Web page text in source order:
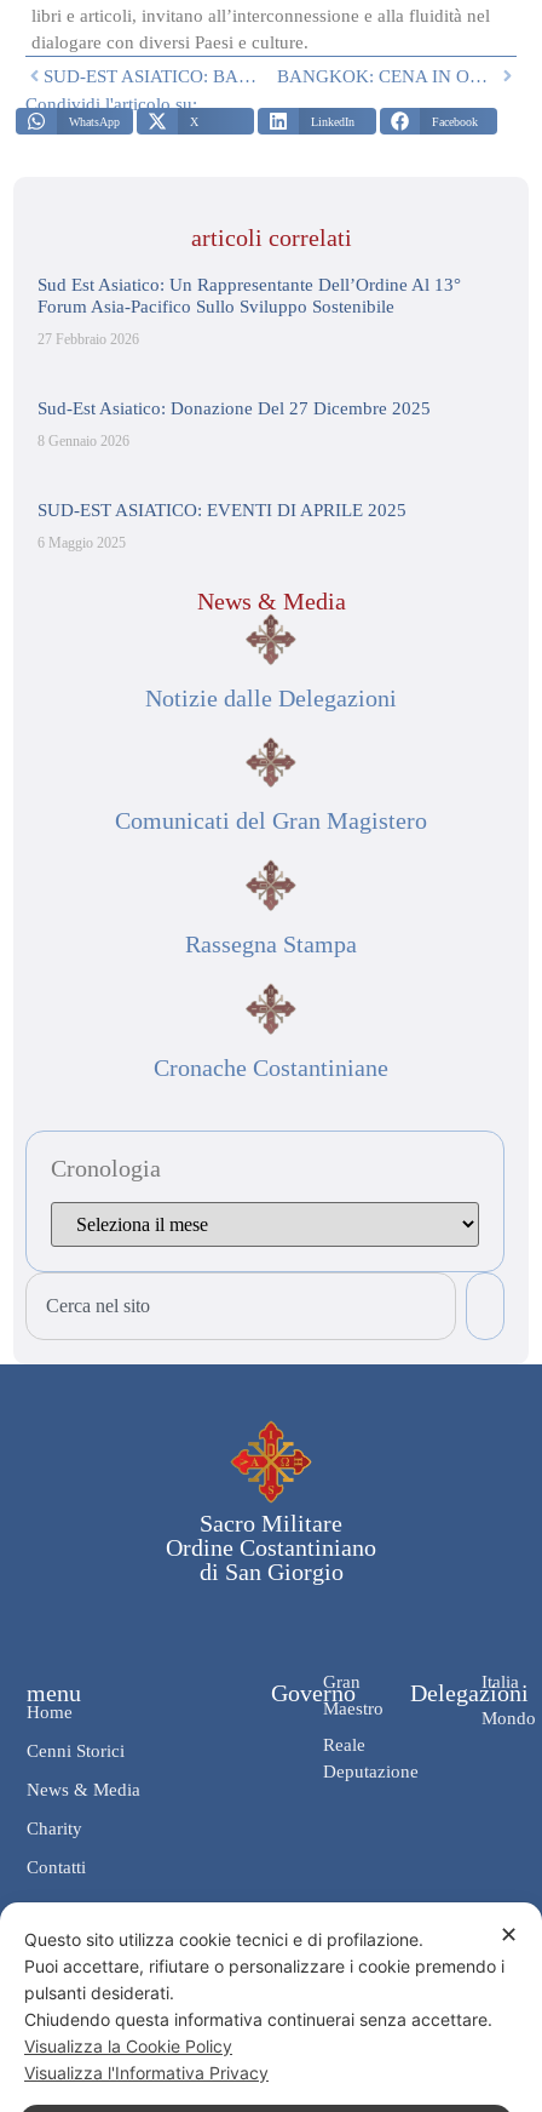
libri e articoli, invitano all’interconnessione e alla fluidità nel
dialogare con diversi Paesi e culture.
SUD-EST ASIATICO: BANGKOK, 9 FEBBRAIO 2022
BANGKOK: CENA IN ONORE DEL COMPLEANNO DI S.E. DON ANTONIO BENEDETTO SPADA, CAVALIERE DI SAN GENNARO
Condividi l'articolo su:
WhatsApp X LinkedIn Facebook
articoli correlati
Sud Est Asiatico: Un Rappresentante Dell’Ordine Al 13°
Forum Asia-Pacifico Sullo Sviluppo Sostenibile
27 Febbraio 2026
Sud-Est Asiatico: Donazione Del 27 Dicembre 2025
8 Gennaio 2026
SUD-EST ASIATICO: EVENTI DI APRILE 2025
6 Maggio 2025
News & Media
Notizie dalle Delegazioni
Comunicati del Gran Magistero
Rassegna Stampa
Cronache Costantiniane
Cronologia
Sacro Militare
Ordine Costantiniano
di San Giorgio
Governo
Gran
Maestro
Reale
Deputazione
Delegazioni
Italia
Mondo
menu
Home
Cenni Storici
News & Media
Charity
Contatti
Contatti
Cancelleria: Via Giosuè Carducci, 4 00187 Roma
eMail: cancelleria@ordine-costantiniano.it
Tel. +39 06 47.41.190 +39 06 48.19.401
Social
✕
Questo sito utilizza cookie tecnici e di profilazione.
Puoi accettare, rifiutare o personalizzare i cookie premendo i
pulsanti desiderati.
Chiudendo questa informativa continuerai senza accettare.
Visualizza la Cookie Policy
Visualizza l'Informativa Privacy